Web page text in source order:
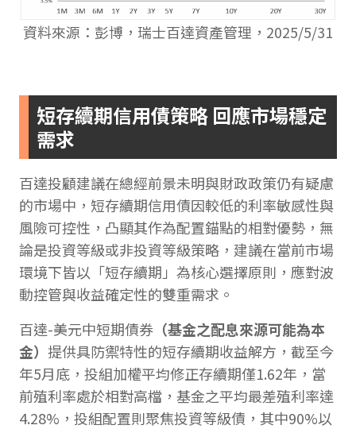
資料來源：彭博，瑞士百達資產管理，2025/5/31
短存續期信用債策略 回應市場穩定
需求
百達投顧建議在總經前景未明與財政政策仍有疑慮
的市場中，短存續期信用債因較低的利率敏感性與
風險可控性，凸顯其作為配置錨點的相對優勢，無
論是投資等級或非投資等級策略，建議在當前市場
環境下皆以「短存續期」為核心選擇原則，應對波
動控管與收益確定性的雙重需求。
百達-美元中短期債券 （基金之配息來源可能為本
金） 提供具防禦特性的短存續期收益解方，截至今
年5月底，投組加權平均修正存續期僅1.62年，當
前殖利率處於相對高檔，基金之平均最差殖利率達
4.28%，投組配置則聚焦投資等級債，其中90%以